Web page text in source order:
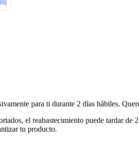
para ti durante 2 días hábiles.
el reabastecimiento puede tardar
tu producto.